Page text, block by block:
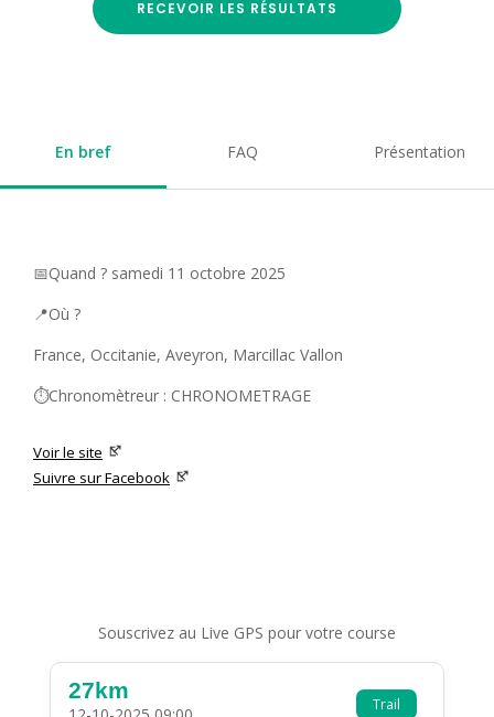
RECEVOIR LES RÉSULTATS
En bref FAQ Présentation
📅Quand ? samedi 11 octobre 2025
📍Où ?
France, Occitanie, Aveyron, Marcillac Vallon
⏱️Chronomètreur : CHRONOMETRAGE
Voir le site
Suivre sur Facebook
Souscrivez au Live GPS pour votre course
Trail
27km